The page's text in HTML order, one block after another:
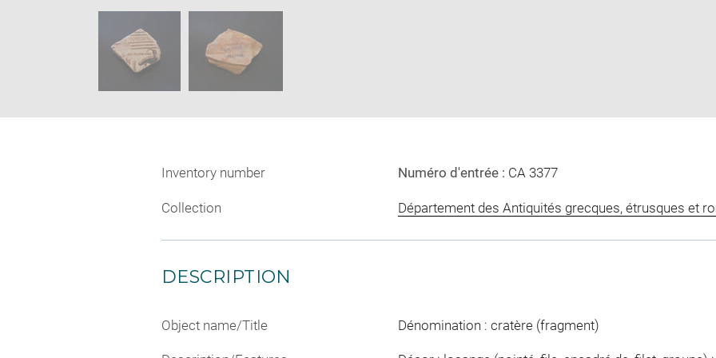
Inventory number Numéro d'entrée : CA 3377
Collection Département des Antiquités grecques, étrusques et
DESCRIPTION
Object name/Title Dénomination : cratère (fragment)